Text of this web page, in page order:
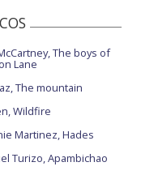
The boys of
Lane
The mountain
Wildfire
Martinez, Hades
Turizo, Apambichao